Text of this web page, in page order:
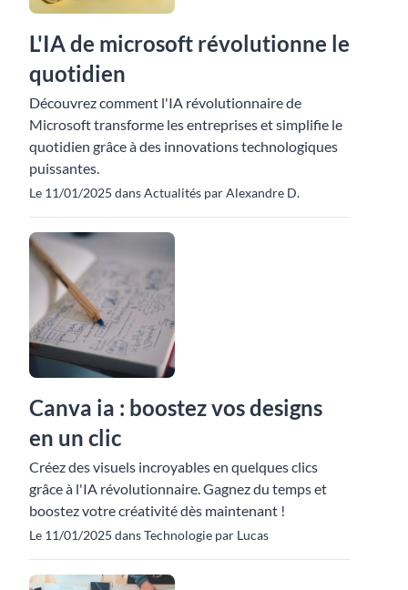
L'IA de microsoft révolutionne le
quotidien
Découvrez comment l'IA révolutionnaire de
Microsoft transforme les entreprises et simplifie le
quotidien grâce à des innovations technologiques
puissantes.
Le 11/01/2025 dans Actualités par Alexandre D.
Canva ia : boostez vos designs
en un clic
Créez des visuels incroyables en quelques clics
grâce à l'IA révolutionnaire. Gagnez du temps et
boostez votre créativité dès maintenant !
Le 11/01/2025 dans Technologie par Lucas